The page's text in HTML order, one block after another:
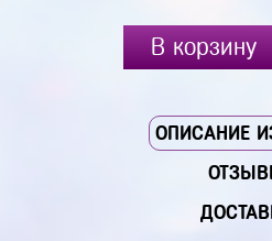
В корзину
ОПИСАНИЕ